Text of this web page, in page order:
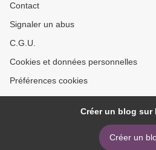
Contact
Signaler un abus
C.G.U.
Cookies et données personnelles
Préférences cookies
Créer un blog sur
Créer un